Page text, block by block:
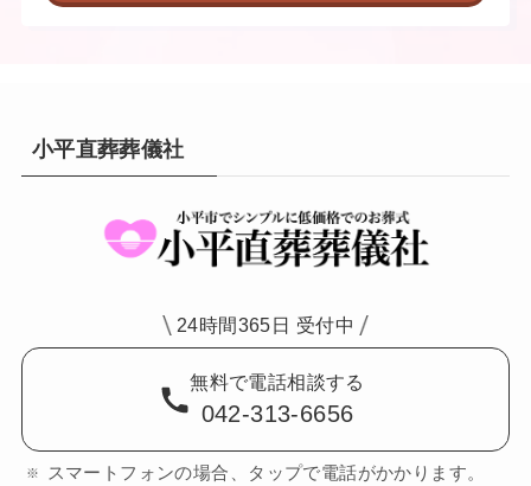
小平直葬葬儀社
24時間365日 受付中
無料で電話相談する
042-313-6656
スマートフォンの場合、タップで電話がかかります。